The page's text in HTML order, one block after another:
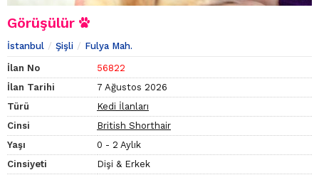
Görüşülür
İstanbul Şişli Fulya Mah.
İlan No
56822
İlan Tarihi
7 Ağustos 2026
Türü
Kedi İlanları
Cinsi
British Shorthair
Yaşı
0 - 2 Aylık
Cinsiyeti
Dişi & Erkek